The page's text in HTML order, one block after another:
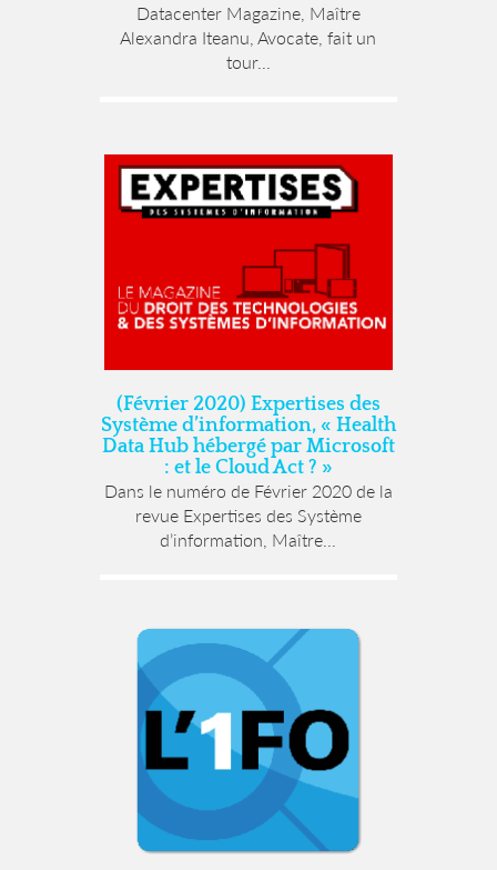
Datacenter Magazine, Maître
Alexandra Iteanu, Avocate, fait un
tour...
(Février 2020) Expertises des
Système d’information, « Health
Data Hub hébergé par Microsoft
: et le Cloud Act ? »
Dans le numéro de Février 2020 de la
revue Expertises des Système
d’information, Maître...